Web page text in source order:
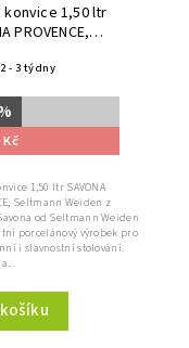
konvice 1,50 ltr
PROVENCE,
- 3 týdny
Kč
1,50 ltr SAVONA
Seltmann Weiden z
od Seltmann Weiden
porcelánový výrobek pro
i slavnostní stolování.